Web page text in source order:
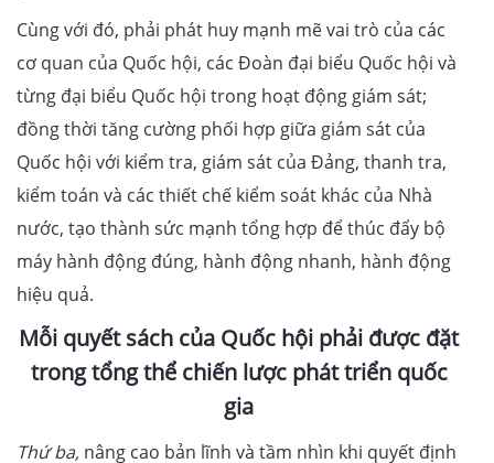
Cùng với đó, phải phát huy mạnh mẽ vai trò của các
cơ quan của Quốc hội, các Đoàn đại biểu Quốc hội và
từng đại biểu Quốc hội trong hoạt động giám sát;
đồng thời tăng cường phối hợp giữa giám sát của
Quốc hội với kiểm tra, giám sát của Đảng, thanh tra,
kiểm toán và các thiết chế kiểm soát khác của Nhà
nước, tạo thành sức mạnh tổng hợp để thúc đẩy bộ
máy hành động đúng, hành động nhanh, hành động
hiệu quả.
Mỗi quyết sách của Quốc hội phải được đặt
trong tổng thể chiến lược phát triển quốc
gia
Thứ ba, nâng cao bản lĩnh và tầm nhìn khi quyết định